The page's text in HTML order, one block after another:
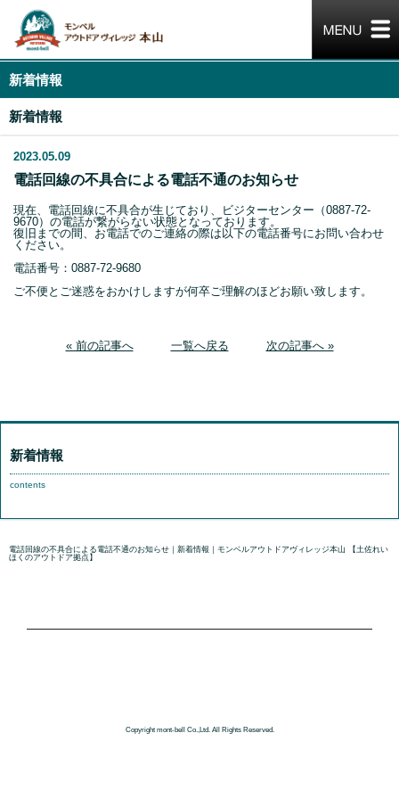
新着情報
新着情報
2023.05.09
電話回線の不具合による電話不通のお知らせ
現在、電話回線に不具合が生じており、ビジターセンター（0887-72-
9670）の電話が繋がらない状態となっております。
復旧までの間、お電話でのご連絡の際は以下の電話番号にお問い合わせ
ください。
電話番号：0887-72-9680
ご不便とご迷惑をおかけしますが何卒ご理解のほどお願い致します。
« 前の記事へ 一覧へ戻る 次の記事へ »
新着情報
contents
電話回線の不具合による電話不通のお知らせ｜新着情報｜モンベルアウトドアヴィレッジ本山 【土佐れい
ほくのアウトドア拠点】
Copyright mont-bell Co.,Ltd. All Rights Reserved.